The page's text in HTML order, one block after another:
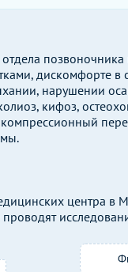
центра в
отдела
дискомфорте в
нарушении
кифоз,